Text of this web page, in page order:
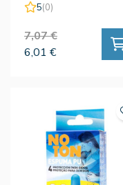
5(0)
7,07 €
6,01 €